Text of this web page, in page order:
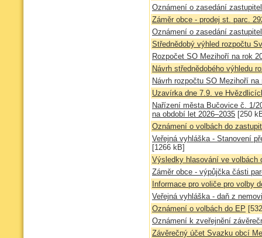
Oznámení o zasedání
Záměr obce - prodej st. parc.
Oznámení o zasedání
Střednědobý výhled rozpočtu
Rozpočet SO Mezihoří na rok
Návrh střednědobého výhledu
Návrh rozpočtu SO Mezihoří na
Uzavírka dne 7.9. ve
Nařízení města Bučovice č. 1/
na období let 2026–2035 [250
Oznámení o volbách do
Veřejná vyhláška - Stanovení
[1266 kB]
Výsledky hlasování ve volbách
Záměr obce - výpůjčka části
Informace pro voliče pro volby
Veřejná vyhláška - daň z
Oznámení o volbách do EP
Oznámení k zveřejnění
Závěrečný účet Svazku obcí